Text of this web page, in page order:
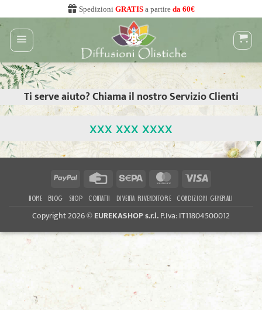
ai
contenuti
Spedizioni GRATIS a partire da 60€
Ti serve aiuto? Chiama il nostro Servizio Clienti
xxx xxx xxxx
PayPal
Credit
Sepa MasterCardVisa
HOME BLOG SHOP CONTATTI DIVENTA RIVENDITORE CONDIZIONI GENERALI
Copyright 2026 ©EUREKASHOP s.r.l.P.Iva: IT11804500012